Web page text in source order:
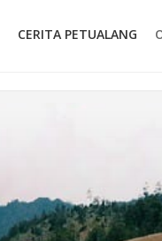
CERITA PETUALANG